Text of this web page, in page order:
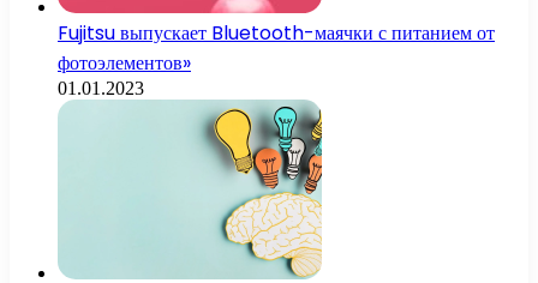
Fujitsu выпускает Bluetooth-маячки с питанием от
фотоэлементов»
01.01.2023